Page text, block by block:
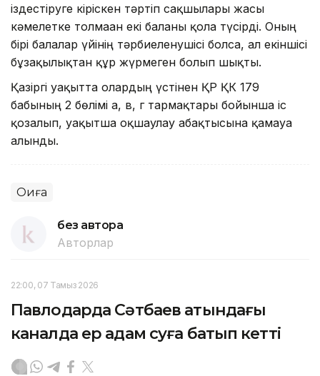
іздестіруге кіріскен тәртіп сақшылары жасы
кәмелетке толмаған екі баланы қолға түсірді. Оның
бірі балалар үйінің тәрбиеленушісі болса, ал екіншісі
бұзақылықтан құр жүрмеген болып шықты.
Қазіргі уақытта олардың үстінен ҚР ҚК 179
бабының 2 бөлімі а, в, г тармақтары бойынша іс
қозғалып, уақытша оқшаулау абақтысына қамауға
алынды.
Оқиға
без автора
Авторлар
22:00, 07 Тамыз 2026
Павлодарда Сәтбаев атындағы
каналда ер адам суға батып кетті